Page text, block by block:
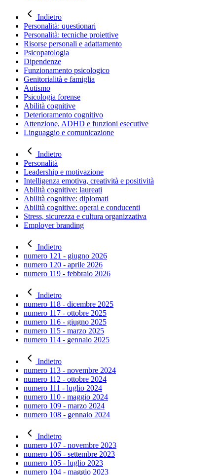
Indietro
Personalità: questionari
Personalità: tecniche proiettive
Risorse personali e adattamento
Psicopatologia
Dipendenze
Funzionamento psicologico
Genitorialità e famiglia
Autismo
Psicologia forense
Abilità cognitive
Deterioramento cognitivo
Attenzione, ADHD e funzioni esecutive
Linguaggio e comunicazione
Indietro
Personalità
Leadership e motivazione
Intelligenza emotiva, creatività e positività
Abilità cognitive: laureati
Abilità cognitive: diplomati
Abilità cognitive: operai e conducenti
Stress, sicurezza e cultura organizzativa
Employer branding
Indietro
numero 121 - giugno 2026
numero 120 - aprile 2026
numero 119 - febbraio 2026
Indietro
numero 118 - dicembre 2025
numero 117 - ottobre 2025
numero 116 - giugno 2025
numero 115 - marzo 2025
numero 114 - gennaio 2025
Indietro
numero 113 - novembre 2024
numero 112 - ottobre 2024
numero 111 - luglio 2024
numero 110 - maggio 2024
numero 109 - marzo 2024
numero 108 - gennaio 2024
Indietro
numero 107 - novembre 2023
numero 106 - settembre 2023
numero 105 - luglio 2023
numero 104 - maggio 2023